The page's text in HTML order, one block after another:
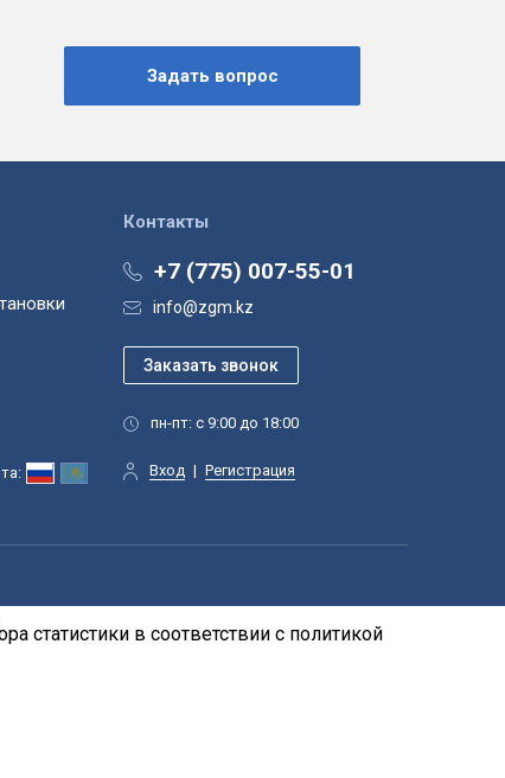
Контакты
+7 (775) 007-55-01
info@zgm.kz
пн-пт: с 9:00 до 18:00
Вход | Регистрация
статистики в соответствии с политикой